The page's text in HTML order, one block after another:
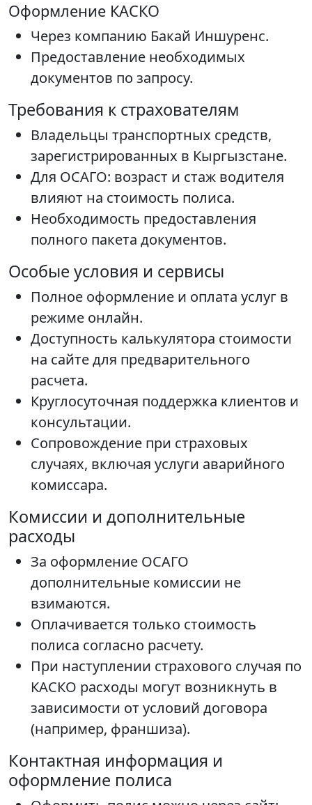
Оформление КАСКО
Через компанию Бакай Иншуренс.
Предоставление необходимых
документов по запросу.
Требования к страхователям
Владельцы транспортных средств,
зарегистрированных в Кыргызстане.
Для ОСАГО: возраст и стаж водителя
влияют на стоимость полиса.
Необходимость предоставления
полного пакета документов.
Особые условия и сервисы
Полное оформление и оплата услуг в
режиме онлайн.
Доступность калькулятора стоимости
на сайте для предварительного
расчета.
Круглосуточная поддержка клиентов и
консультации.
Сопровождение при страховых
случаях, включая услуги аварийного
комиссара.
Комиссии и дополнительные
расходы
За оформление ОСАГО
дополнительные комиссии не
взимаются.
Оплачивается только стоимость
полиса согласно расчету.
При наступлении страхового случая по
КАСКО расходы могут возникнуть в
зависимости от условий договора
(например, франшиза).
Контактная информация и
оформление полиса